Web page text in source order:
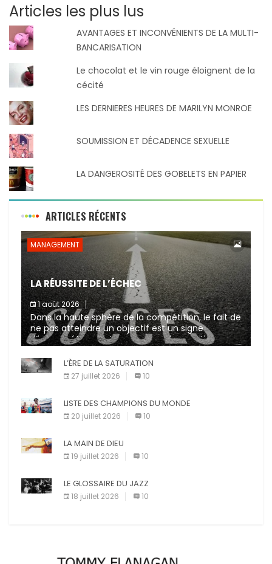
Articles les plus lus
AVANTAGES ET INCONVÉNIENTS DE LA MULTI-
BANCARISATION
Le chocolat et le vin rouge éloignent de la
cécité
LES DERNIERES HEURES DE MARILYN MONROE
SOUMISSION ET DÉCADENCE SEXUELLE
LA DANGEROSITÉ DES GOBELETS EN PAPIER
ARTICLES RÉCENTS
MANAGEMENT
LA RÉUSSITE DE L’ÉCHEC
1 août 2026
Dans la haute sphère de la compétition, le fait de
ne pas atteindre un objectif est un signe
d’incompétence et une source de sanctions
diverses (avertissement, […]
L’ÈRE DE LA SATURATION
27 juillet 2026 10
LISTE DES CHAMPIONS DU MONDE
20 juillet 2026 10
LA MAIN DE DIEU
19 juillet 2026 10
LE GLOSSAIRE DU JAZZ
18 juillet 2026 10